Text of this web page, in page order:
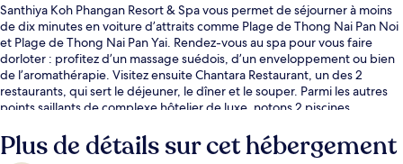
Santhiya Koh Phangan Resort & Spa vous permet de séjourner à moins
de dix minutes en voiture d’attraits comme Plage de Thong Nai Pan Noi
et Plage de Thong Nai Pan Yai. Rendez-vous au spa pour vous faire
dorloter : profitez d’un massage suédois, d’un enveloppement ou bien
de l’aromathérapie. Visitez ensuite Chantara Restaurant, un des 2
restaurants, qui sert le déjeuner, le dîner et le souper. Parmi les autres
points saillants de complexe hôtelier de luxe, notons 2 piscines
voyageurs apprécient vraiment le personnel serviable.
Plus de détails sur cet hébergement